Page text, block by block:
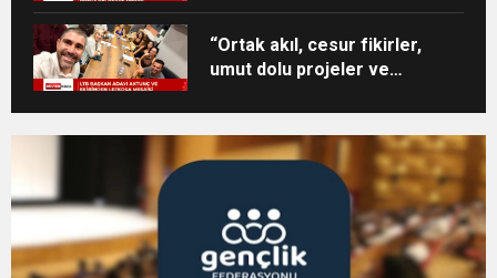
“Ortak akıl, cesur fikirler,
umut dolu projeler ve